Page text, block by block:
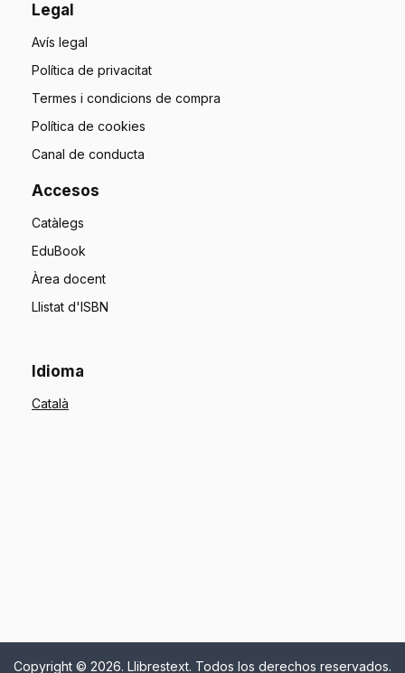
Legal
Avís legal
Política de privacitat
Termes i condicions de compra
Política de cookies
Canal de conducta
Accesos
Catàlegs
EduBook
Àrea docent
Llistat d'ISBN
Idioma
Copyright © 2026. Llibrestext. Todos los derechos reservados.